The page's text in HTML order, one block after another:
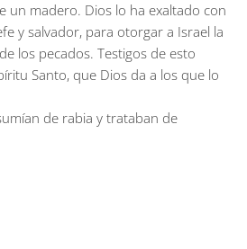
un madero. Dios lo ha exaltado con
y salvador, para otorgar a Israel la
los pecados. Testigos de esto
Santo, que Dios da a los que lo
de rabia y trataban de